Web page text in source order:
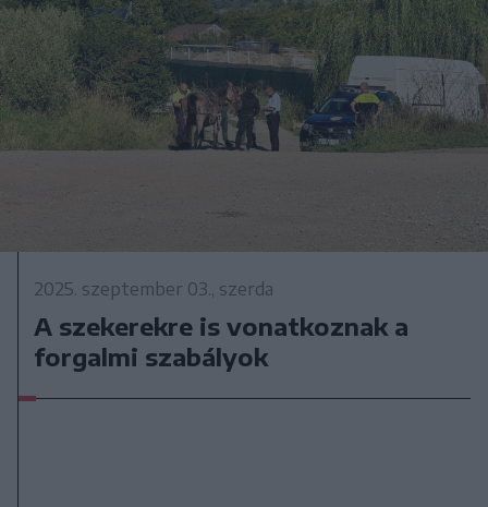
2025. szeptember 03., szerda
A szekerekre is vonatkoznak a
forgalmi szabályok